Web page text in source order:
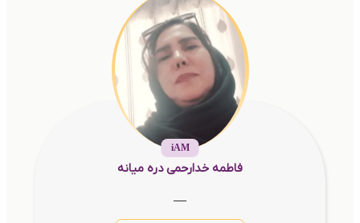
iAM
فاطمه خدارحمی دره میانه